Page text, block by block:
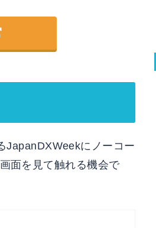
JapanDXWeekにノーコー
面を見て触れる機会で